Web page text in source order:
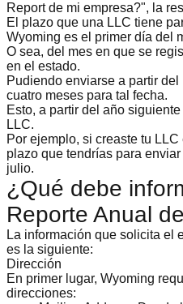
Report de mi empresa?", la
El plazo que una LLC tiene
Wyoming es el primer día del
O sea, del mes en que se
en el estado.
Pudiendo enviarse a partir
cuatro meses para tal fecha.
Esto, a partir del año
LLC.
Por ejemplo, si creaste tu
plazo que tendrías para
julio.
¿Qué debe
Reporte Anual
La información que solicita el
es la siguiente:
Dirección
En primer lugar, Wyoming
direcciones: